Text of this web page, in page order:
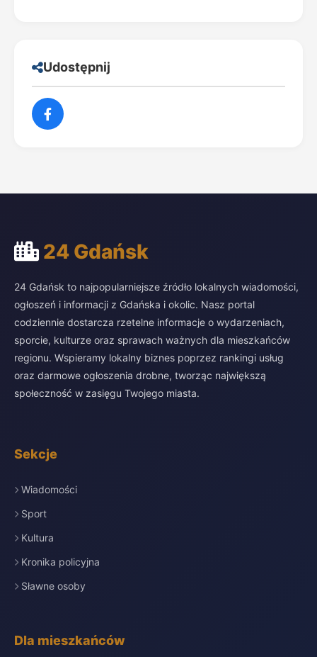
Udostępnij
24 Gdańsk
24 Gdańsk to najpopularniejsze źródło lokalnych wiadomości,
ogłoszeń i informacji z Gdańska i okolic. Nasz portal
codziennie dostarcza rzetelne informacje o wydarzeniach,
sporcie, kulturze oraz sprawach ważnych dla mieszkańców
regionu. Wspieramy lokalny biznes poprzez rankingi usług
oraz darmowe ogłoszenia drobne, tworząc największą
społeczność w zasięgu Twojego miasta.
Sekcje
Wiadomości
Sport
Kultura
Kronika policyjna
Sławne osoby
Dla mieszkańców